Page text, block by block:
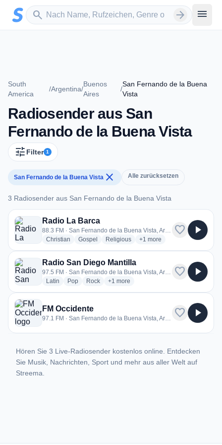
Zum Hauptinhalt springen
search
Sender suchen arrow_forward menu
South
America
/Argentina/
Buenos
Aires
/
San Fernando de la Buena
Vista
Radiosender aus San
Fernando de la Buena Vista
tune Filter 1
San Fernando de la Buena Vista close Alle zurücksetzen
3 Radiosender aus San Fernando de la Buena Vista
3 Radiosender aus San Fernando de la Buena Vista
Radio La Barca
88.3 FM · San Fernando de la Buena Vista, Argentina
Christian radio stations
Gospel radio stations
Religiousradio stations
+1 more genres for Radio La
more
favorite play_arrow
Radio San Diego Mantilla
97.5 FM · San Fernando de la Buena Vista, Argentina
Latin radio stations
Popradio stations
Rockradio stations
+1 more genres for Radio San Diego
more
favorite play_arrow
FM Occidente
97.1 FM · San Fernando de la Buena Vista, Argentina favorite play_arrow
Hören Sie 3 Live-Radiosender kostenlos online. Entdecken
Sie Musik, Nachrichten, Sport und mehr aus aller Welt auf
Streema.